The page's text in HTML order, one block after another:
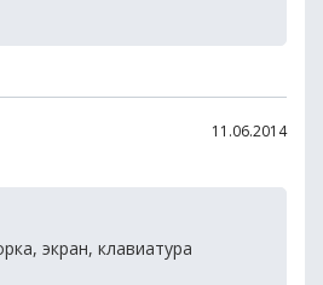
11.06.2014
экран, клавиатура